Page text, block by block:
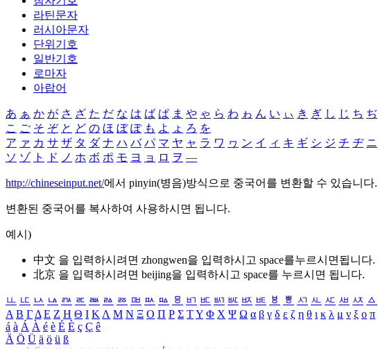
라틴문자
러시아문자
단위기호
일반기호
로마자
아랍어
あ ぁ か が さ ざ た だ な は ば ぱ ま や ゃ ら わ ゎ ん い ぃ き ぎ し じ ち ぢ
こ ご そ ぞ と ど の ほ ぼ ぽ も よ ょ ろ を
ア ァ カ サ ザ タ ダ ナ ハ バ パ マ ヤ ャ ラ ワ ヮ ン イ ィ キ ギ シ ジ チ ヂ ニ
ソ ゾ ト ド ノ ホ ボ ポ モ ヨ ョ ロ ヲ ―
http://chineseinput.net/에서 pinyin(병음)방식으로 중국어를 변환할 수 있습니다.
변환된 중국어를 복사하여 사용하시면 됩니다.
예시)
中文 을 입력하시려면 zhongwen을 입력하시고 space를누르시면됩니다.
北京 을 입력하시려면 beijing을 입력하시고 space를 누르시면 됩니다.
ㅥ ㅦ ㅧ ㅨ ㅩ ㅪ ㅫ ㅬ ㅭ ㅮ ㅯ ㅰ ㅱ ㅲ ㅳ ㅴ ㅵ ㅶ ㅷ ㅸ ㅹ ㅺ ㅻ ㅼ ㅽ ㅾ ㅿ
Α Β ΓΔ Ε Ζ Η Θ Ι ΚΛ Μ Ν Ξ Ο Π Ρ Σ ΤΥ Φ Χ Ψ Ω α β γ δ ε ζ η θ ι κ λ μ ν ξ ο π
á à Á À é è É È ç Ç ê
Ä Ö Ü ä ö ü ß